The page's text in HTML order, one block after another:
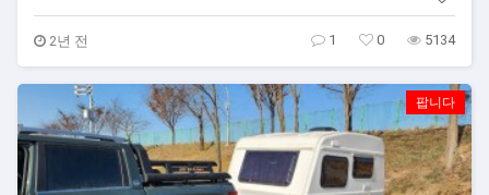
2년 전 1 0 5134
팝니다